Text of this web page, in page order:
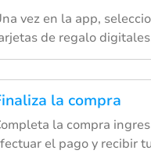
vez en la app,
de regalo
la compra
la compra
el pago y recibir